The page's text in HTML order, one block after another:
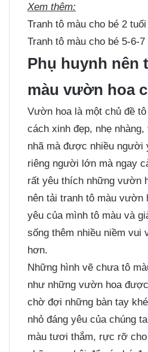
Xem thêm:
Tranh tô màu cho bé 2 tuổi
Tranh tô màu cho bé 5-6-7
Phụ huynh nên
màu vườn hoa
Vườn hoa là một chủ đề
cách xinh đẹp, nhẹ
nhã mà được nhiều người
riêng người lớn mà ngay
rất yêu thích những vườn
nên tải tranh tô màu vườn
yêu của mình tô màu và
sống thêm nhiều niềm vui
hơn.
Những hình vẽ chưa tô
như những vườn hoa
chờ đợi những bàn tay
nhỏ đáng yêu của chúng
màu tươi thắm, rực rỡ